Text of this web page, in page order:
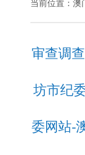
当前位置： 澳
审查调
坊市纪
委网站-